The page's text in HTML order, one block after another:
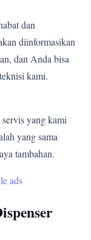
dan
diinformasikan
dan Anda bisa
kami.
yang kami
yang sama
tambahan.